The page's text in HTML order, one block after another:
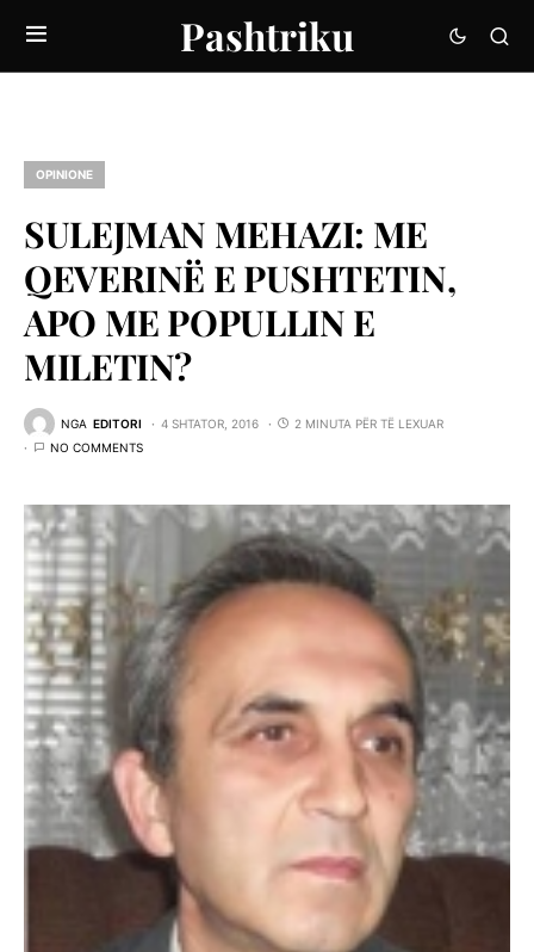
Pashtriku
OPINIONE
SULEJMAN MEHAZI: ME
QEVERINË E PUSHTETIN,
APO ME POPULLIN E
MILETIN?
NGA EDITORI 4 SHTATOR, 2016
2 MINUTA PËR TË LEXUAR
NO COMMENTS